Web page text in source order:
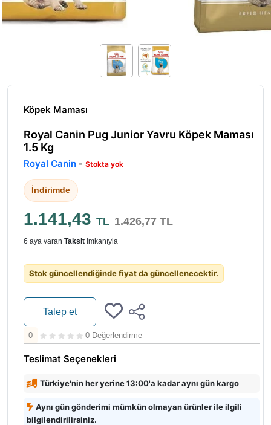
Köpek Maması
Royal Canin Pug Junior Yavru Köpek Maması
1.5 Kg
Royal Canin - Stokta yok
İndirimde
1.141,43 TL 1.426,77 TL
6 aya varan Taksit imkanıyla
Stok güncellendiğinde fiyat da güncellenecektir.
Talep et
0 0 Değerlendirme
Teslimat Seçenekleri
Türkiye'nin her yerine 13:00'a kadar aynı gün kargo
Aynı gün gönderimi mümkün olmayan ürünler ile ilgili
bilgilendirilirsiniz.